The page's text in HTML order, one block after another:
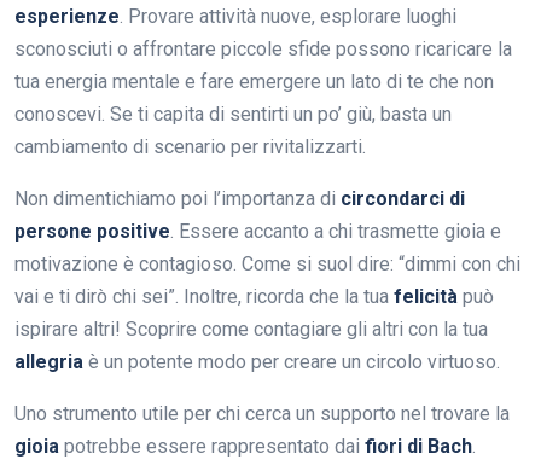
esperienze. Provare attività nuove, esplorare luoghi
sconosciuti o affrontare piccole sfide possono ricaricare la
tua energia mentale e fare emergere un lato di te che non
conoscevi. Se ti capita di sentirti un po’ giù, basta un
cambiamento di scenario per rivitalizzarti.
Non dimentichiamo poi l’importanza di circondarci di
persone positive. Essere accanto a chi trasmette gioia e
motivazione è contagioso. Come si suol dire: “dimmi con chi
vai e ti dirò chi sei”. Inoltre, ricorda che la tua felicità può
ispirare altri! Scoprire come contagiare gli altri con la tua
allegria è un potente modo per creare un circolo virtuoso.
Uno strumento utile per chi cerca un supporto nel trovare la
gioia potrebbe essere rappresentato dai fiori di Bach.